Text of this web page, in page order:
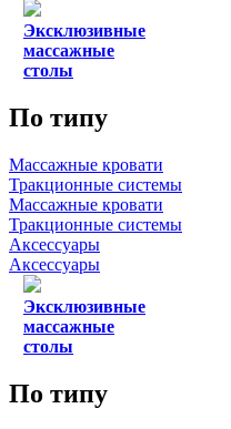
Эксклюзивные
массажные
столы
По типу
Массажные кровати
Тракционные системы
Массажные кровати
Тракционные системы
Аксессуары
Аксессуары
Эксклюзивные
массажные
столы
По типу